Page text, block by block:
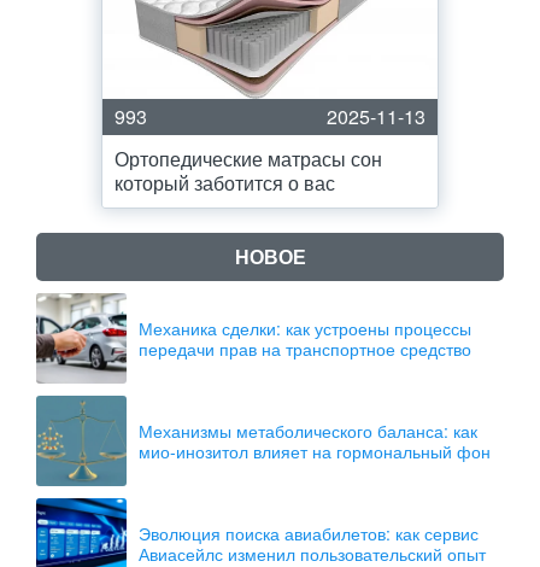
993
2025-11-13
Ортопедические матрасы сон
который заботится о вас
НОВОЕ
Механика сделки: как устроены процессы
передачи прав на транспортное средство
Механизмы метаболического баланса: как
мио-инозитол влияет на гормональный фон
Эволюция поиска авиабилетов: как сервис
Авиасейлс изменил пользовательский опыт